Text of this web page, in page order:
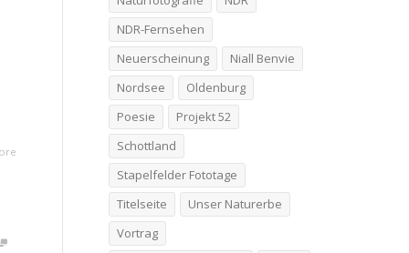
NDR-Fernsehen
Neuerscheinung
Niall Benvie
Nordsee
Oldenburg
Poesie
Projekt 52
Schottland
Stapelfelder Fototage
Titelseite
Unser Naturerbe
Vortrag